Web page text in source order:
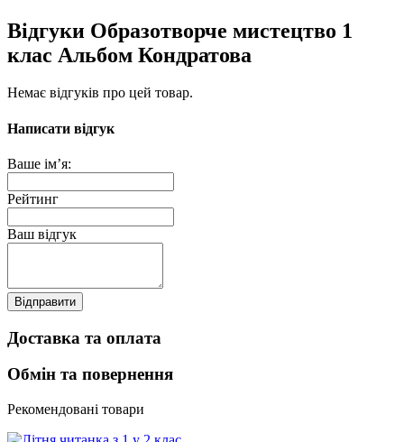
Відгуки Образотворче мистецтво 1
клас Альбом Кондратова
Немає відгуків про цей товар.
Написати відгук
Ваше ім’я:
Рейтинг
Ваш відгук
Відправити
Доставка та оплата
Обмін та повернення
Рекомендовані товари